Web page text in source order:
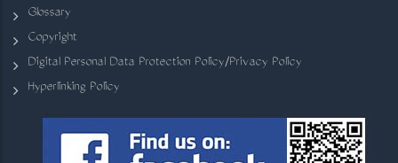
Glossary
Copyright
Digital Personal Data Protection Policy/Privacy Policy
Hyperlinking Policy